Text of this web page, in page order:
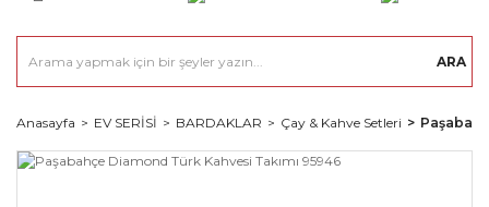
ARA
Anasayfa EV SERİSİ BARDAKLAR Çay & Kahve Setleri